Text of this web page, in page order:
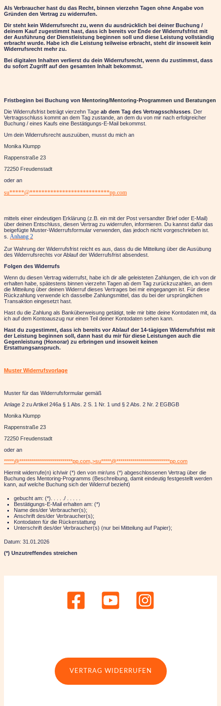
Als Verbraucher hast du das Recht, binnen vierzehn Tagen ohne Angabe von
Gründen den Vertrag zu widerrufen.
Dir steht kein Widerrufsrecht zu, wenn du ausdrücklich bei deiner Buchung /
deinem Kauf zugestimmt hast, dass ich bereits vor Ende der Widerrufsfrist mit
der Ausführung der Dienstleistung beginnen soll und diese Leistung vollständig
erbracht wurde. Habe ich die Leistung teilweise erbracht, steht dir insoweit kein
Widerrufsrecht mehr zu.
Bei digitalen Inhalten verlierst du dein Widerrufsrecht, wenn du zustimmst, dass
du sofort Zugriff auf den gesamten Inhalt bekommst.
Fristbeginn bei Buchung von Mentoring/Mentoring-Programmen und Beratungen
Die Widerrufsfrist beträgt vierzehn Tage ab dem Tag des Vertragsschlusses . Der
Vertragsschluss kommt an dem Tag zustande, an dem du von mir nach erfolgreicher
Buchung / eines Kaufs eine Bestätigungs-E-Mail bekommst.
Um dein Widerrufsrecht auszuüben, musst du mich an
Monika Klumpp
Rappenstraße 23
72250 Freudenstadt
oder an
su*****@***************************pp.com
mittels einer eindeutigen Erklärung (z.B. ein mit der Post versandter Brief oder E-Mail)
über deinen Entschluss, diesen Vertrag zu widerrufen, informieren. Du kannst dafür das
beigefügte Muster-Widerrufsformular verwenden, das jedoch nicht vorgeschrieben ist.
s. Anhang 2
Zur Wahrung der Widerrufsfrist reicht es aus, dass du die Mitteilung über die Ausübung
des Widerrufsrechts vor Ablauf der Widerrufsfrist absendest.
Folgen des Widerrufs
Wenn du diesen Vertrag widerrufst, habe ich dir alle geleisteten Zahlungen, die ich von dir
erhalten habe, spätestens binnen vierzehn Tagen ab dem Tag zurückzuzahlen, an dem
die Mitteilung über deinen Widerruf dieses Vertrages bei mir eingegangen ist. Für diese
Rückzahlung verwende ich dasselbe Zahlungsmittel, das du bei der ursprünglichen
Transaktion eingesetzt hast.
Hast du die Zahlung als Banküberweisung getätigt, teile mir bitte deine Kontodaten mit, da
ich auf dem Kontoauszug nur einen Teil deiner Kontodaten sehen kann.
Hast du zugestimmt, dass ich bereits vor Ablauf der 14-tägigen Widerrufsfrist mit
der Leistung beginnen soll, dann hast du mir für diese Leistungen auch die
Gegenleistung (Honorar) zu erbringen und insoweit keinen
Erstattungsanspruch.
Muster Widerrufsvorlage
Muster für das Widerrufsformular gemäß
Anlage 2 zu Artikel 246a § 1 Abs. 2 S. 1 Nr. 1 und § 2 Abs. 2 Nr. 2 EGBGB
Monika Klumpp
Rappenstraße 23
72250 Freudenstadt
oder an
*****@***************************pp.com„>su*****@***************************pp.com
Hiermit widerrufe(n) ich/wir (*) den von mir/uns (*) abgeschlossenen Vertrag über die
Buchung des Mentoring-Programms (Beschreibung, damit eindeutig festgestellt werden
kann, auf welche Buchung sich der Widerruf bezieht)
gebucht am: (*). . . . ./ . . . . .
Bestätigungs-E-Mail erhalten am: (*)
Name des/der Verbraucher(s);
Anschrift des/der Verbraucher(s);
Kontodaten für die Rückerstattung
Unterschrift des/der Verbraucher(s) (nur bei Mitteilung auf Papier);
Datum: 31.01.2026
(*) Unzutreffendes streichen
VERTRAG WIDERRUFEN